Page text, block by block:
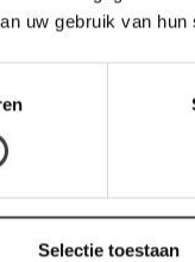
uw gebruik van hun
Selectie toestaan